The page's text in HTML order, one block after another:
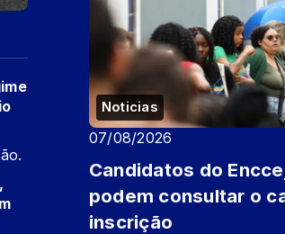
Noticias
07/08/2026
Candidatos do
podem consultar o
inscrição